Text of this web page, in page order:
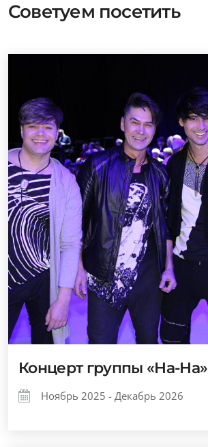
Советуем посетить
Концерт группы «На-На»
Ноябрь 2025 - Декабрь 2026